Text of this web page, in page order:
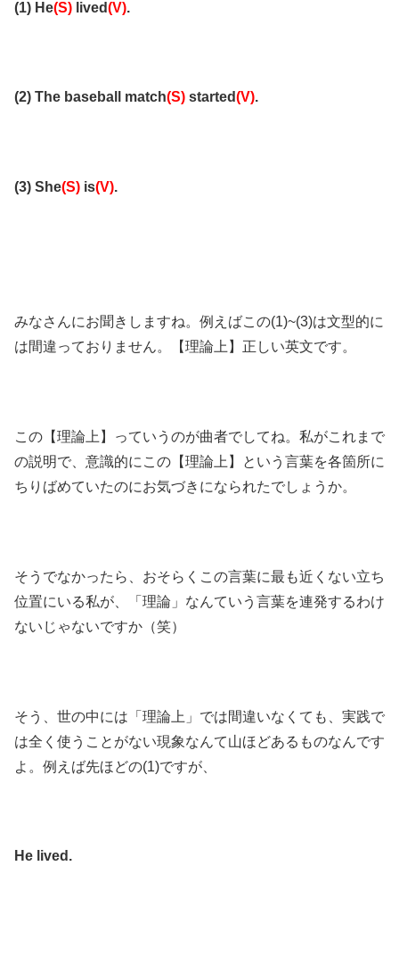
(1) He(S) lived(V).
(2) The baseball match(S) started(V).
(3) She(S) is(V).
みなさんにお聞きしますね。例えばこの(1)~(3)は文型的に
は間違っておりません。【理論上】正しい英文です。
この【理論上】っていうのが曲者でしてね。私がこれまで
の説明で、意識的にこの【理論上】という言葉を各箇所に
ちりばめていたのにお気づきになられたでしょうか。
そうでなかったら、おそらくこの言葉に最も近くない立ち
位置にいる私が、「理論」なんていう言葉を連発するわけ
ないじゃないですか（笑）
そう、世の中には「理論上」では間違いなくても、実践で
は全く使うことがない現象なんて山ほどあるものなんです
よ。例えば先ほどの(1)ですが、
He lived.